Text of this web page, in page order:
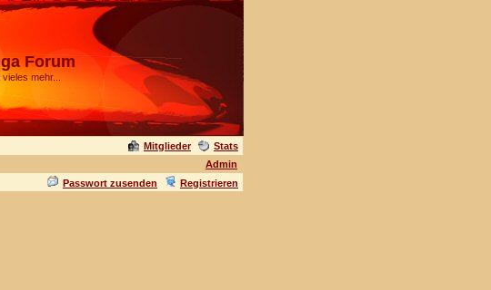
Forum
mehr...
Mitglieder
Stats
Admin
Passwort zusenden Registrieren